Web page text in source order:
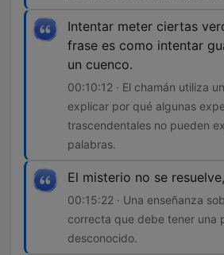
Intentar meter ciertas
frase es como intentar
un cuenco.
00:10:12 · El chamán utiliza
explicar por qué algunas
trascendentales no pueden
palabras.
El misterio no se
00:15:22 · Una enseñanza
correcta que debe tener una
desconocido.